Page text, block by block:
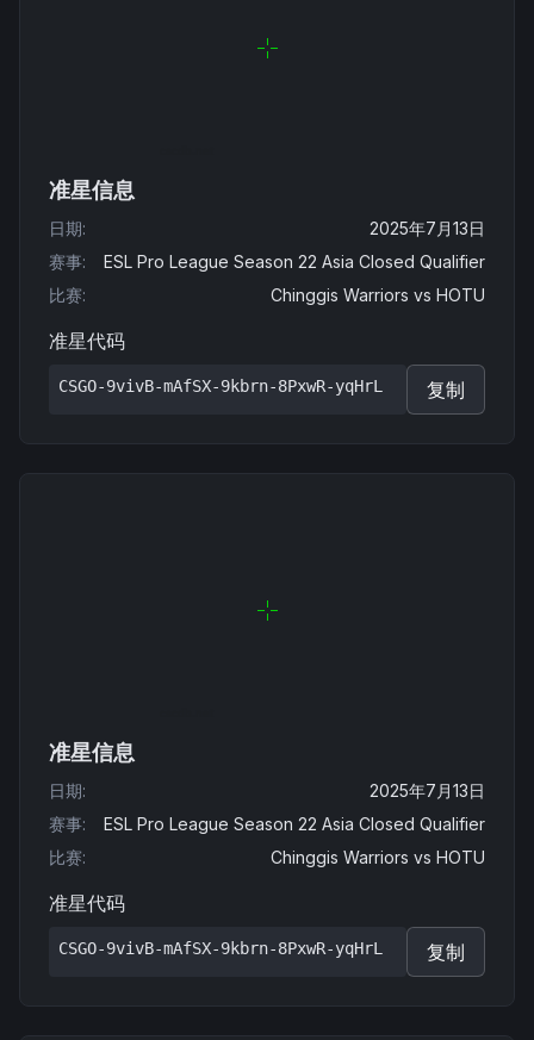
准星信息
日期:
2025年7月13日
赛事:
ESL Pro League Season 22 Asia Closed Qualifier
比赛: Chinggis Warriors vs HOTU
准星代码
CSGO-9vivB-mAfSX-9kbrn-8PxwR-yqHrL 复制
准星信息
日期:
2025年7月13日
赛事:
ESL Pro League Season 22 Asia Closed Qualifier
比赛: Chinggis Warriors vs HOTU
准星代码
CSGO-9vivB-mAfSX-9kbrn-8PxwR-yqHrL 复制